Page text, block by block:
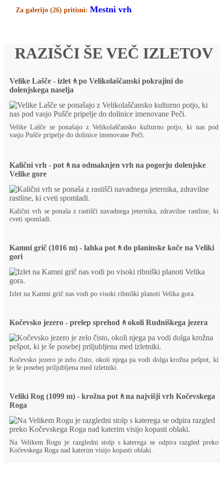
Za galerijo (26) pritisni: Mestni vrh
RAZIŠČI ŠE VEČ IZLETOV
Velike Lašče - izlet🚶po Velikolaščanski pokrajini do
dolenjskega naselja
Velike Lašče se ponašajo z Velikolaščansko kulturno potjo, ki nas pod
vasjo Pušče pripelje do dolinice imenovane Peči.
Kalični vrh - pot🚶na odmaknjen vrh na pogorju dolenjske
Velike gore
Kalični vrh se ponaša z rastišči navadnega jeternika, zdravilne rastline, ki
cveti spomladi.
Kamni grič (1016 m) - lahka pot🚶do planinske koče na Veliki
gori
Izlet na Kamni grič nas vodi po visoki ribniški planoti Velika gora.
Kočevsko jezero - prelep sprehod🚶okoli Rudniškega jezera
Kočevsko jezero je zelo čisto, okoli njega pa vodi dolga krožna pešpot, ki
je še posebej priljubljena med izletniki.
Veliki Rog (1099 m) - krožna pot🚶na najvišji vrh Kočevskega
Roga
Na Velikem Rogu je razgledni stolp s katerega se odpira razgled preko
Kočevskega Roga nad katerim visijo kopasti oblaki.